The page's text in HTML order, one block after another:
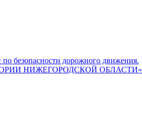
дорожного движения.
НИЖЕГОРОДСКОЙ ОБЛАСТИ»